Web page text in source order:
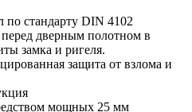
стандарту DIN 4102
дверным полотном в
замка и ригеля.
защита от взлома и
мощных 25 мм